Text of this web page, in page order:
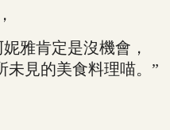
雅肯定是沒機會，
未見的美食料理喵。”